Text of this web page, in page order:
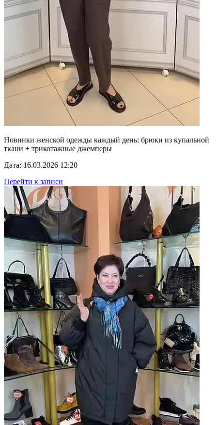
Новинки женской одежды каждый день: брюки из купальной
ткани + трикотажные джемперы
Дата: 16.03.2026 12:20
Перейти к записи